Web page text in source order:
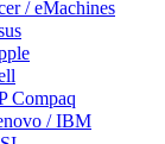
/ eMachines
Compaq
/ IBM